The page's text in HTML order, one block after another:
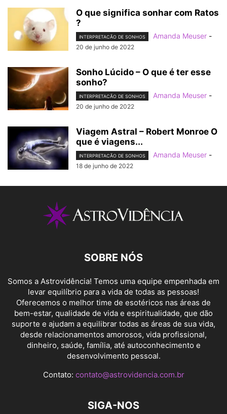
O que significa sonhar com Ratos
?
INTERPRETACÃO DE SONHOS Amanda Meuser -
20 de junho de 2022
Sonho Lúcido – O que é ter esse
sonho?
INTERPRETACÃO DE SONHOS Amanda Meuser -
20 de junho de 2022
Viagem Astral – Robert Monroe O
que é viagens...
INTERPRETACÃO DE SONHOS Amanda Meuser -
18 de junho de 2022
SOBRE NÓS
Somos a Astrovidência! Temos uma equipe empenhada em
levar equilíbrio para a vida de todas as pessoas!
Oferecemos o melhor time de esotéricos nas áreas de
bem-estar, qualidade de vida e espiritualidade, que dão
suporte e ajudam a equilibrar todas as áreas de sua vida,
desde relacionamentos amorosos, vida profissional,
dinheiro, saúde, família, até autoconhecimento e
desenvolvimento pessoal.
Contato: contato@astrovidencia.com.br
SIGA-NOS